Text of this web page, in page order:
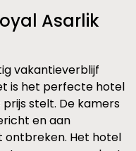
Asarlik
vakantieverblijf
is het perfecte hotel
stelt. De kamers
en aan
ontbreken. Het hotel